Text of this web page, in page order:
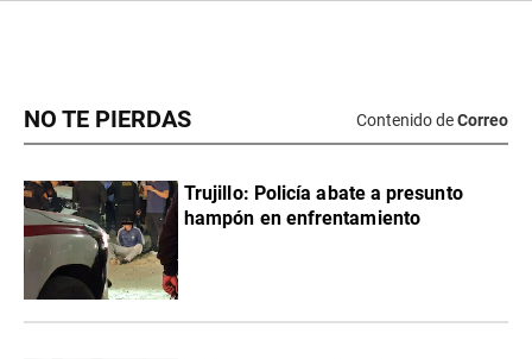
NO TE PIERDAS Contenido deCorreo
Trujillo: Policía abate a presunto
hampón en enfrentamiento